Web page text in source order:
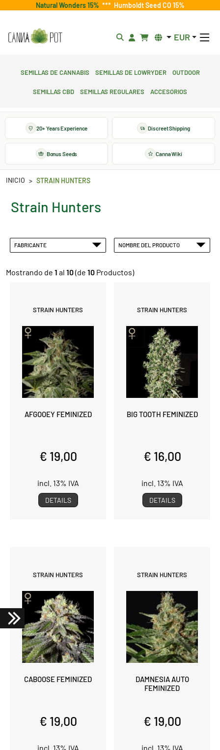
Natural Wonders 15% *** Humboldt Seed CO 15%
EUR
Semillas de cannabis Semillas de lowryder Outdoor
Semillas CBD Semillas regulares Accesorios
20+ Years Experience Discreet Shipping
Bonus Seeds Canna Wiki
INICIO STRAIN HUNTERS
Strain Hunters
FABRICANTE NOMBRE DEL PRODUCTO
Mostrando de 1 al 10(de 10 Productos)
STRAIN HUNTERS
AFGOOEY FEMINIZED
€ 19,00
incl. 13% IVA
DETAILS
STRAIN HUNTERS
BIG TOOTH FEMINIZED
€ 16,00
incl. 13% IVA
DETAILS
STRAIN HUNTERS
CABOOSE FEMINIZED
€ 19,00
incl. 13% IVA
STRAIN HUNTERS
DAMNESIA AUTO
FEMINIZED
€ 19,00
incl. 13% IVA